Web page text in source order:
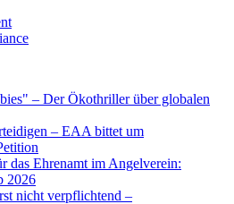
– Der Ökothriller über globalen
– EAA bittet um
das Ehrenamt im Angelverein:
2026
nicht verpflichtend –